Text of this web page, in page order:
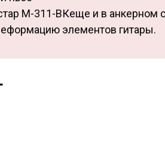
М-311-ВКеще и в анкерном
элементов гитары.